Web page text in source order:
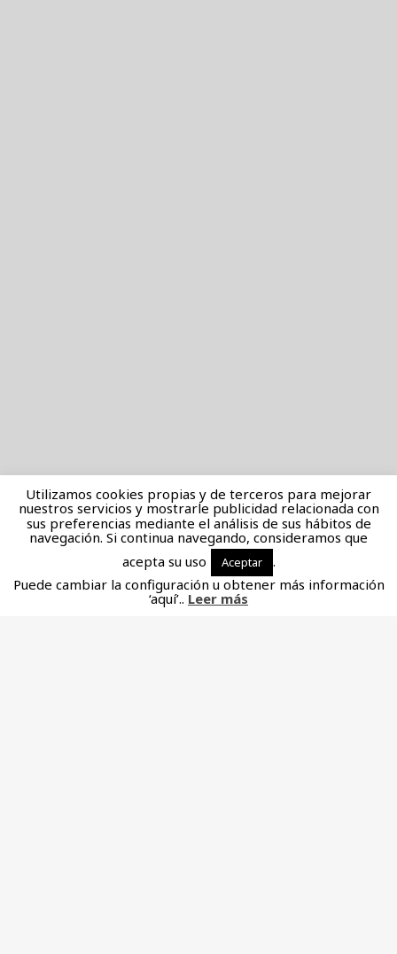
Utilizamos cookies propias y de terceros para mejorar
nuestros servicios y mostrarle publicidad relacionada con
sus preferencias mediante el análisis de sus hábitos de
navegación. Si continua navegando, consideramos que
acepta su uso
Aceptar
.
Puede cambiar la configuración u obtener más información
‘aquí’.. Leer más